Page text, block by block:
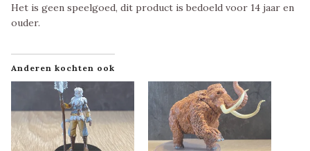
Het is geen speelgoed, dit product is bedoeld voor 14 jaar en
ouder.
Anderen kochten ook